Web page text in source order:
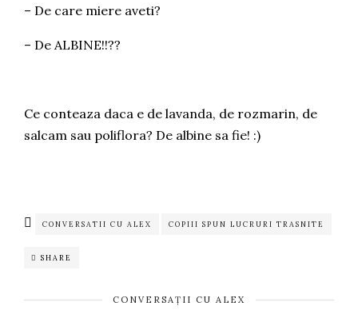
– De care miere aveti?
– De ALBINE!!??
Ce conteaza daca e de lavanda, de rozmarin, de
salcam sau poliflora? De albine sa fie! :)
CONVERSATII CU ALEX COPIII SPUN LUCRURI TRASNITE
SHARE
CONVERSAȚII CU ALEX